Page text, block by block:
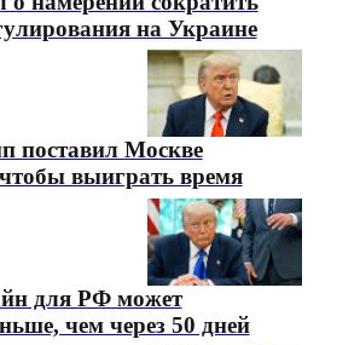
на Украине
поставил Москве
выиграть время
для РФ может
чем через 50 дней